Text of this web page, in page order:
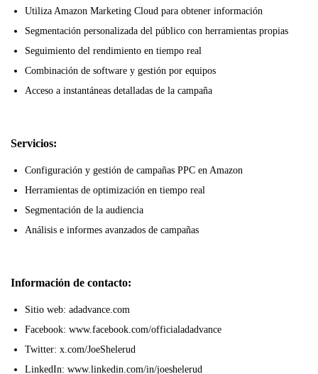
Utiliza Amazon Marketing Cloud para obtener información
Segmentación personalizada del público con herramientas propias
Seguimiento del rendimiento en tiempo real
Combinación de software y gestión por equipos
Acceso a instantáneas detalladas de la campaña
Servicios:
Configuración y gestión de campañas PPC en Amazon
Herramientas de optimización en tiempo real
Segmentación de la audiencia
Análisis e informes avanzados de campañas
Información de contacto:
Sitio web: adadvance.com
Facebook: www.facebook.com/officialadadvance
Twitter: x.com/JoeShelerud
LinkedIn: www.linkedin.com/in/joeshelerud